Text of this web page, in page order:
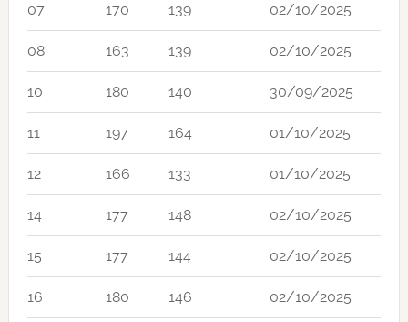
07 170 139 02/10/2025
08 163 139 02/10/2025
10 180 140 30/09/2025
11 197 164 01/10/2025
12 166 133 01/10/2025
14 177 148 02/10/2025
15 177 144 02/10/2025
16 180 146 02/10/2025